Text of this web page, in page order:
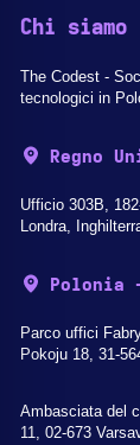
Chi siamo
The Codest -
tecnologici in
Regno
Ufficio 303B,
Londra,
Parco uffici
Pokoju 18, 31-
Ambasciata del
11, 02-673